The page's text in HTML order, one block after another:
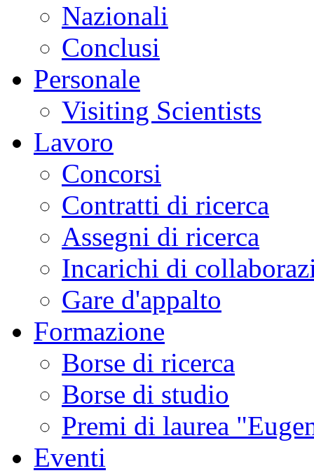
Nazionali
Conclusi
Personale
Visiting Scientists
Lavoro
Concorsi
Contratti di ricerca
Assegni di ricerca
Incarichi di
Gare d'appalto
Formazione
Borse di ricerca
Borse di studio
Premi di laurea
Eventi